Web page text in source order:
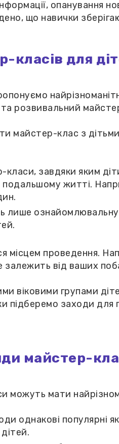
опанування
що навички
класів для
розвивальний
майстер-клас з
класи, завдяки яким
подальшому житті.
лише
місцем проведення.
залежить від ваших
віковими групами
підберемо заходи для
майстер-
можуть мати
однакові